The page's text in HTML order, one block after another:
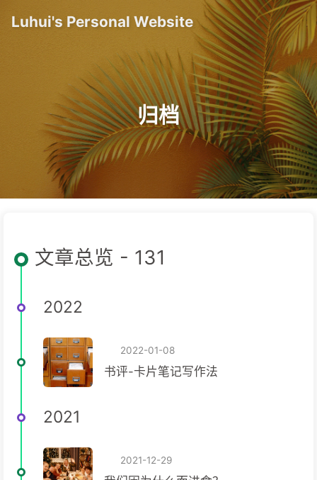
Luhui's Personal Website
归档
文章总览 - 131
2022
2022-01-08
书评-卡片笔记写作法
2021
2021-12-29